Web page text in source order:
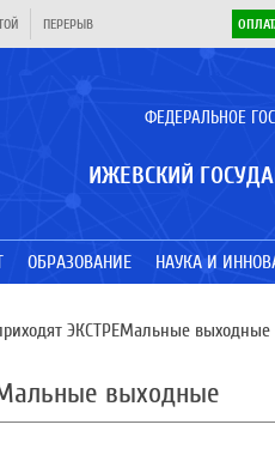
ПЕРЕРЫВ
ФЕДЕРАЛЬНОЕ
ИЖЕВСКИЙ
ОБРАЗОВАНИЕ НАУКА И
ЭКСТРЕМальные выходные
выходные